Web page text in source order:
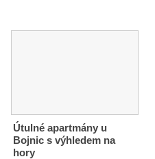
Útulné apartmány u
Bojnic s výhledem na
hory